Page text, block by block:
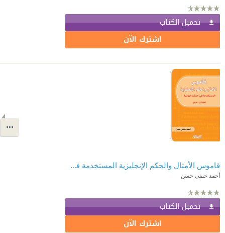
تحميل الكتاب
اشترك الآن
قاموس الأمثال والحكم الإنجليزية المستخدمة في حياتنا اليومية: إنجليزي - عربي
أحمد حنفي حسن
تحميل الكتاب
اشترك الآن